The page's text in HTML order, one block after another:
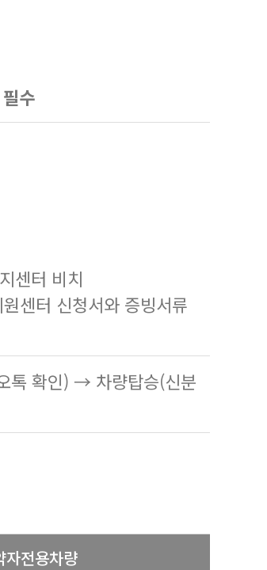
수
센터 비치
센터 신청서와 증빙서류
톡 확인) → 차량탑승(신분
자전용차량